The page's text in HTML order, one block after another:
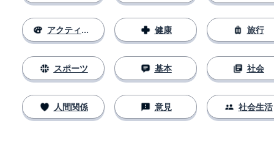
アクティビティ
スポーツ
人間関係
健康
基本
意見
旅行
社会
社会生活